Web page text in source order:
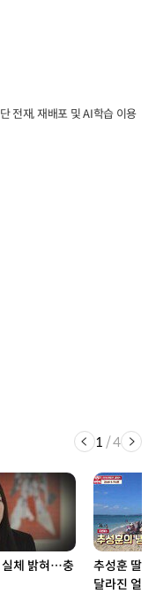
전재, 재배포 및 AI학습 이용
1 /4
실체 밝혀…충
추성훈 딸
달라진 얼굴